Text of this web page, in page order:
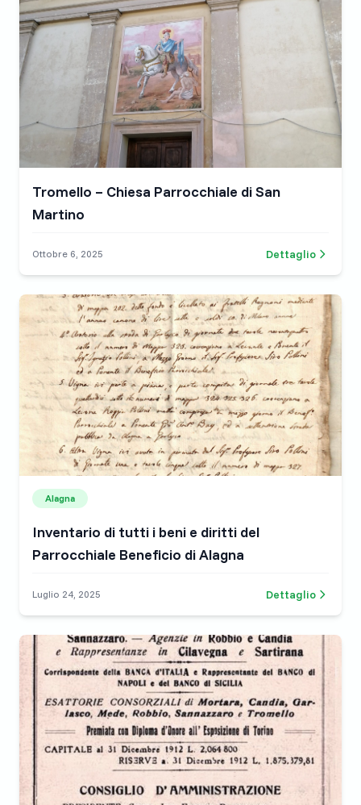
Tromello – Chiesa Parrocchiale di San
Martino
Ottobre 6, 2025 Dettaglio
Alagna
Inventario di tutti i beni e diritti del
Parrocchiale Beneficio di Alagna
Luglio 24, 2025 Dettaglio